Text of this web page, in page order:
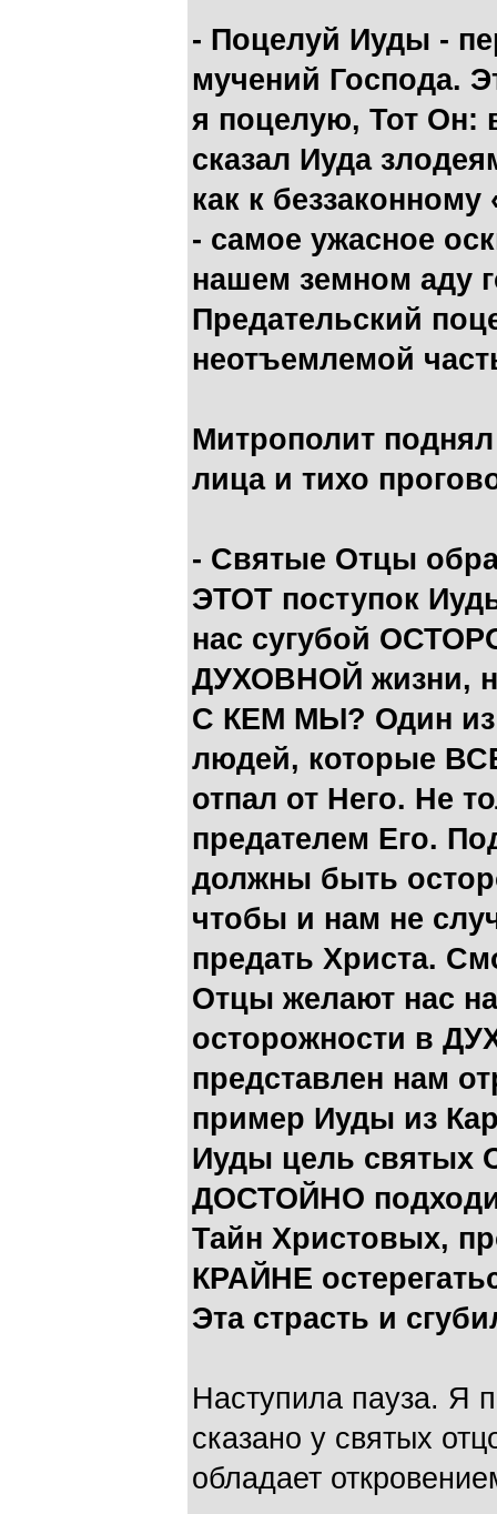
- Поцелуй Иуды -
мучений Господа.
я поцелую, Тот Он:
сказал Иуда
как к
- самое ужасное
нашем земном аду
Предательский
неотъемлемой
Митрополит
лица и тихо
- Святые Отцы
ЭТОТ поступок
нас сугубой
ДУХОВНОЙ жизни,
С КЕМ МЫ? Один из
людей, которые
отпал от Него. Не
предателем Его.
должны быть
чтобы и нам не
предать Христа.
Отцы желают нас
осторожности в
представлен нам
пример Иуды из
Иуды цель святых
ДОСТОЙНО
Тайн Христовых,
КРАЙНЕ
Эта страсть и
Наступила пауза. Я
сказано у святых
обладает